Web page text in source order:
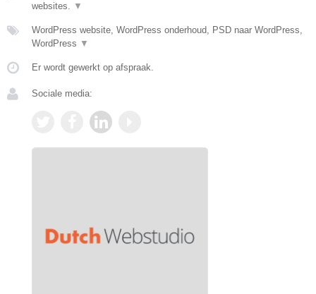
websites. ▼
WordPress website, WordPress onderhoud, PSD naar WordPress,
WordPress ▼
Er wordt gewerkt op afspraak.
Sociale media: